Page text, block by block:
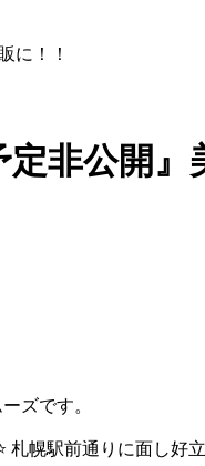
に！！
非公開』
ズです。
札幌駅前通りに面し